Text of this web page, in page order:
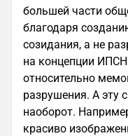
большей части
благодаря
созидания, а не
на концепции
относительно
разрушения. А эту
наоборот.
красиво